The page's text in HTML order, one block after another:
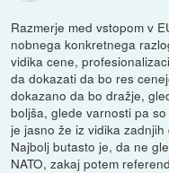
Razmerje med vstopom v
nobnega konkretnega
vidika cene,
da dokazati da bo res
dokazano da bo dražje,
boljša, glede varnosti pa
je jasno že iz vidika
Najbolj butasto je, da ne
NATO, zakaj potem